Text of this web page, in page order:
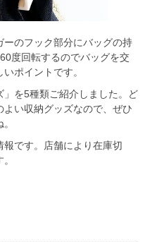
のフック部分にバッグの持
度回転するのでバッグを交
ポイントです。
を5種類ご紹介しました。ど
い収納グッズなので、ぜひ
です。店舗により在庫切